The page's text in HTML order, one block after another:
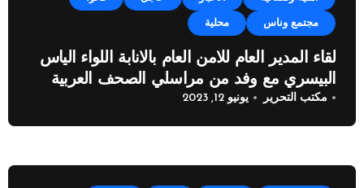
مجتمع وناس محلية
لقاء المدير العام للامن العام بالانابة اللواء الياس
البيسري مع وفد من مراسلي الصحف العربية
مكتب التحرير يونيو 12, 2023